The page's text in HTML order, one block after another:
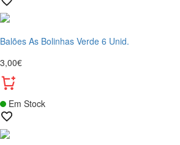
Balões As Bolinhas Verde 6 Unid.
3,00€
Em Stock